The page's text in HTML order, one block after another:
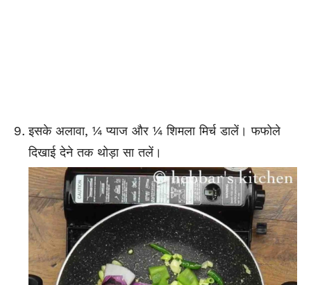
इसके अलावा, ¼ प्याज और ¼ शिमला मिर्च डालें। फफोले
दिखाई देने तक थोड़ा सा तलें।